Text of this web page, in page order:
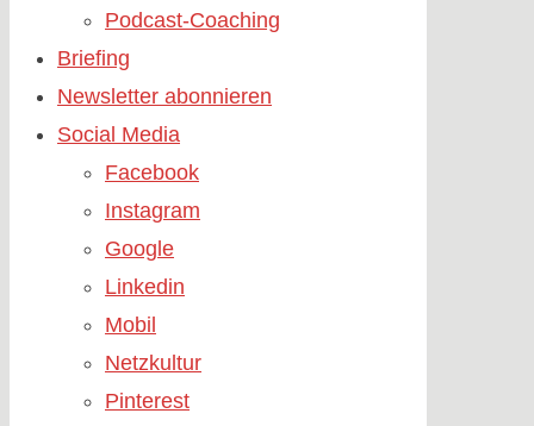
Podcast-Coaching
Briefing
Newsletter abonnieren
Social Media
Facebook
Instagram
Google
Linkedin
Mobil
Netzkultur
Pinterest